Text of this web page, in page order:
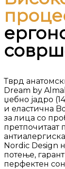
Тврд
Dream by
џебно јадро
и еластична
за лица со
претпочитаат
Nordic Design
потење,
перфектен